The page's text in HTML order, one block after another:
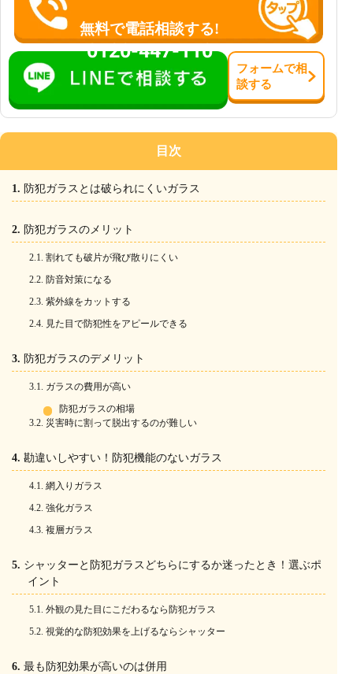
無料で電話相談する!
0120-447-110
フォームで相
談する
目次
防犯ガラスとは破られにくいガラス
防犯ガラスのメリット
割れても破片が飛び散りにくい
防音対策になる
紫外線をカットする
見た目で防犯性をアピールできる
防犯ガラスのデメリット
ガラスの費用が高い
防犯ガラスの相場
災害時に割って脱出するのが難しい
勘違いしやすい！防犯機能のないガラス
網入りガラス
強化ガラス
複層ガラス
シャッターと防犯ガラスどちらにするか迷ったとき！選ぶポ
イント
外観の見た目にこだわるなら防犯ガラス
視覚的な防犯効果を上げるならシャッター
最も防犯効果が高いのは併用